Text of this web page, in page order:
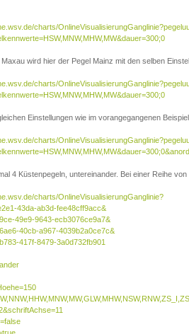
charts/
wird hier der Pegel Mainz mit den selben
charts/
Einstellungen wie im vorangegangenen
charts/
4 Küstenpegeln, untereinander. Bei einer Reihe
charts/OnlineVisualisierungGanglinie?
43da-ab3d-fee48cff9acc&
49e9-9643-ecb3076ce9a7&
40cb-a967-4039b2a0ce7c&
417f-8479-3a0d732fb901